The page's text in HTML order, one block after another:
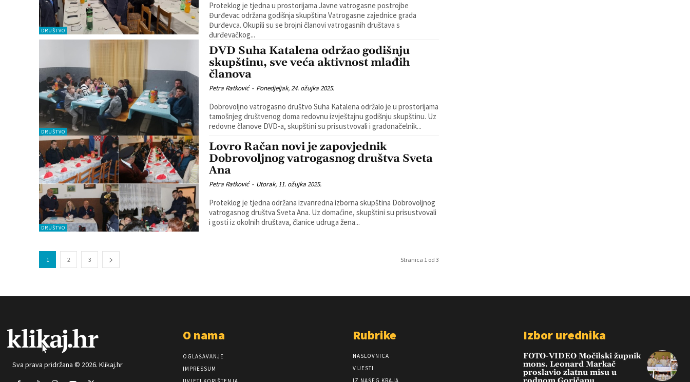
DRUŠTVO
Proteklog je tjedna u prostorijama Javne vatrogasne postrojbe
Đurđevac održana godišnja skupština Vatrogasne zajednice grada
Đurđevca. Okupili su se brojni članovi vatrogasnih društava s
đurđevačkog...
DRUŠTVO
DVD Suha Katalena održao godišnju
skupštinu, sve veća aktivnost mlađih
članova
Petra Ratković - Ponedjeljak, 24. ožujka 2025.
Dobrovoljno vatrogasno društvo Suha Katalena održalo je u prostorijama
tamošnjeg društvenog doma redovnu izvještajnu godišnju skupštinu. Uz
redovne članove DVD-a, skupštini su prisustvovali i gradonačelnik...
DRUŠTVO
Lovro Račan novi je zapovjednik
Dobrovoljnog vatrogasnog društva Sveta
Ana
Petra Ratković - Utorak, 11. ožujka 2025.
Proteklog je tjedna održana izvanredna izborna skupština Dobrovoljnog
vatrogasnog društva Sveta Ana. Uz domaćine, skupštini su prisustvovali
i gosti iz okolnih društava, članice udruga žena...
1 2 3 Stranica 1 od 3
Sva prava pridržana © 2026. Klikaj.hr
O nama
OGLAŠAVANJE
IMPRESSUM
Rubrike
NASLOVNICA
VIJESTI
IZ NAŠEG KRAJA
Izbor urednika
FOTO-VIDEO Močilski župnik
mons. Leonard Markač
proslavio zlatnu misu u